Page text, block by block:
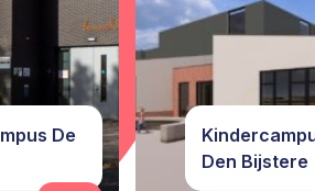
De
Den Bijstere